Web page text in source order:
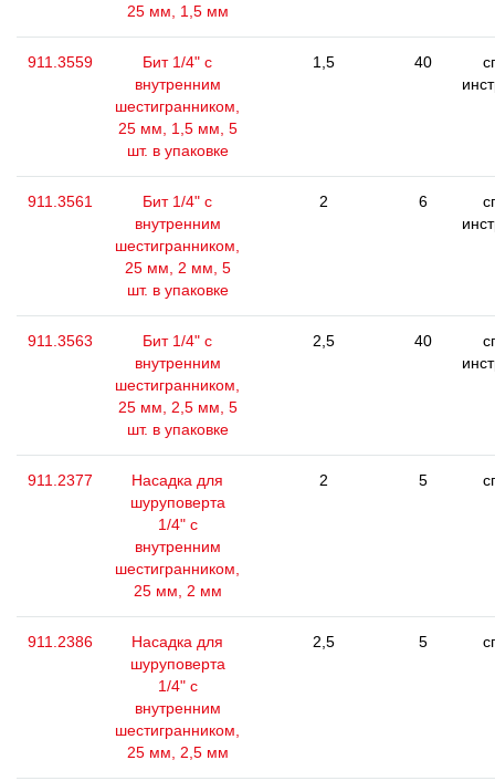
25 мм, 1,5 мм
911.3559
Бит 1/4" с
внутренним
шестигранником,
25 мм, 1,5 мм, 5
шт. в упаковке
1,5 40
911.3561
Бит 1/4" с
внутренним
шестигранником,
25 мм, 2 мм, 5
шт. в упаковке
2 6
911.3563
Бит 1/4" с
внутренним
шестигранником,
25 мм, 2,5 мм, 5
шт. в упаковке
2,5 40
911.2377
Насадка для
шуруповерта
1/4" с
внутренним
шестигранником,
25 мм, 2 мм
2 5
911.2386
Насадка для
шуруповерта
1/4" с
внутренним
шестигранником,
25 мм, 2,5 мм
2,5 5